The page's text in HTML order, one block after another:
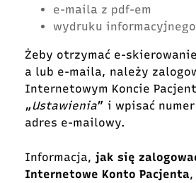
e-maila z pdf-em
wydruku
Żeby otrzymać e-
a lub e-maila, należy
Internetowym Koncie
„Ustawienia” i wpisać
adres e-mailowy.
Informacja, jak się
Internetowe Konto Pacjenta